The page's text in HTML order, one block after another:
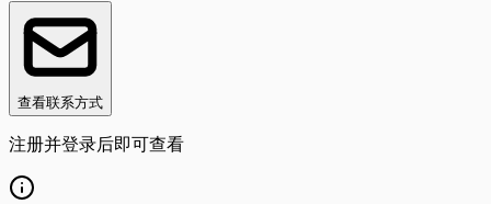
查看联系方式
注册并登录后即可查看